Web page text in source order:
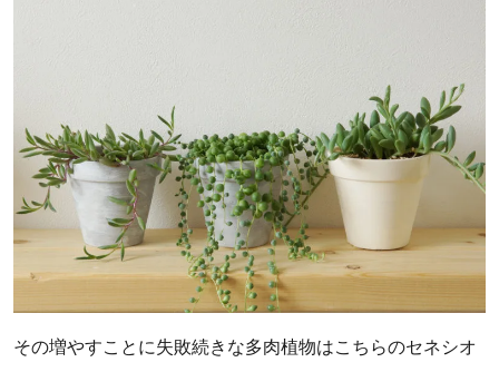
その増やすことに失敗続きな多肉植物はこちらのセネシオ